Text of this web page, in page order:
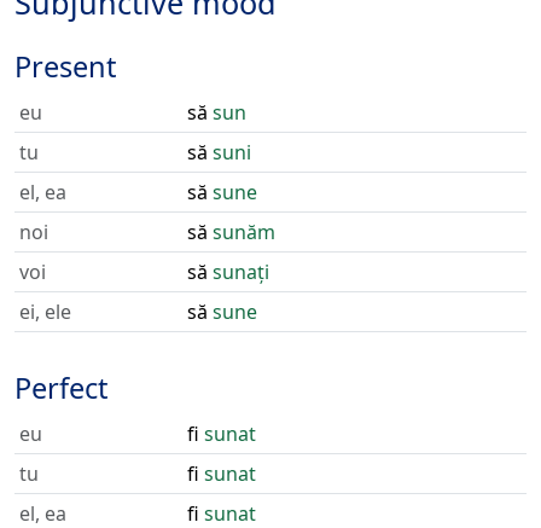
Present
eu să sun
tu
să suni
el, ea
să sune
noi
să sunăm
voi
să sunați
ei, ele
să sune
Perfect
eu fi sunat
tu
fi sunat
el, ea
fi sunat